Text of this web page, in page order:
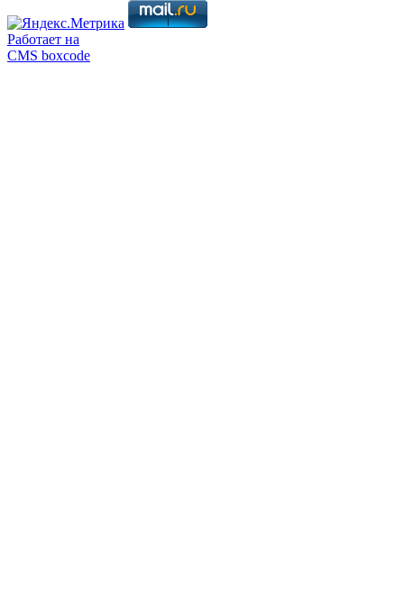
Работает на
CMS boxcode